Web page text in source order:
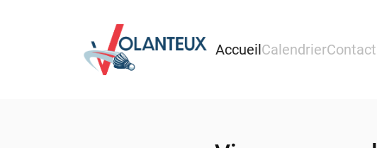
AccueilCalendrierContact